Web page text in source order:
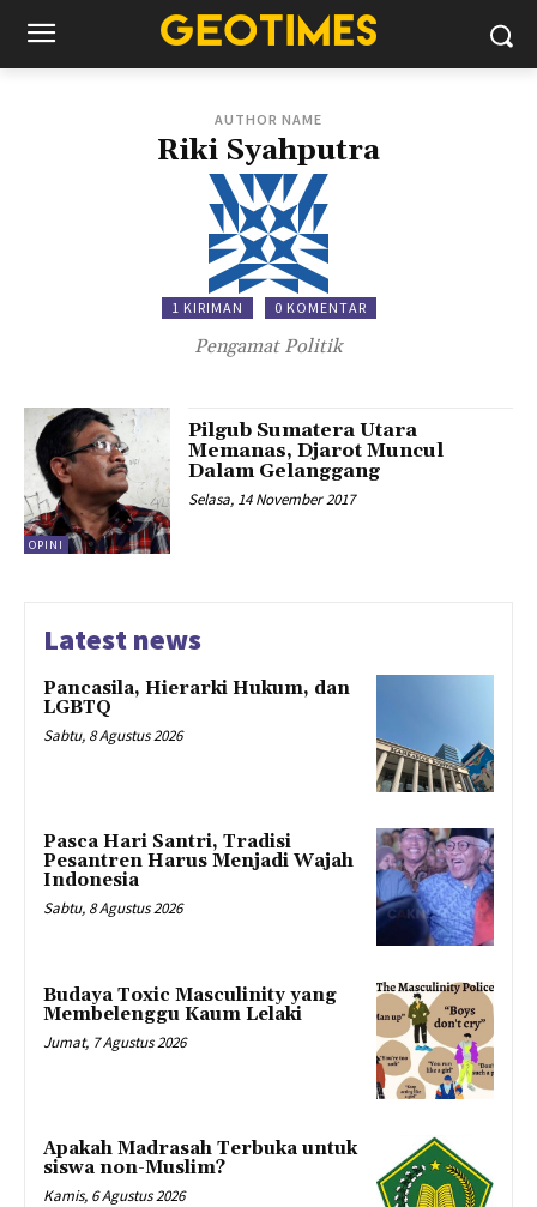
AUTHOR NAME
Riki Syahputra
1 KIRIMAN 0 KOMENTAR
Pengamat Politik
OPINI
Pilgub Sumatera Utara
Memanas, Djarot Muncul
Dalam Gelanggang
Selasa, 14 November 2017
Latest news
Pancasila, Hierarki Hukum, dan
LGBTQ
Sabtu, 8 Agustus 2026
Pasca Hari Santri, Tradisi
Pesantren Harus Menjadi Wajah
Indonesia
Sabtu, 8 Agustus 2026
Budaya Toxic Masculinity yang
Membelenggu Kaum Lelaki
Jumat, 7 Agustus 2026
Apakah Madrasah Terbuka untuk
siswa non-Muslim?
Kamis, 6 Agustus 2026